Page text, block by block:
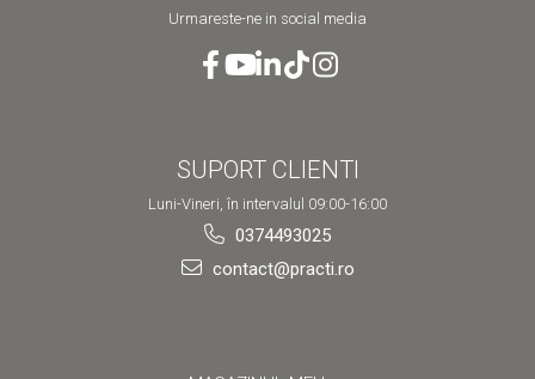
Urmareste-ne in social media
SUPORT CLIENTI
Luni-Vineri, în intervalul 09:00-16:00
0374493025
contact@practi.ro